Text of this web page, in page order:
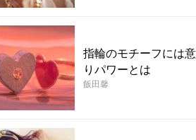
指輪のモチーフには
りパワーとは
飯田馨